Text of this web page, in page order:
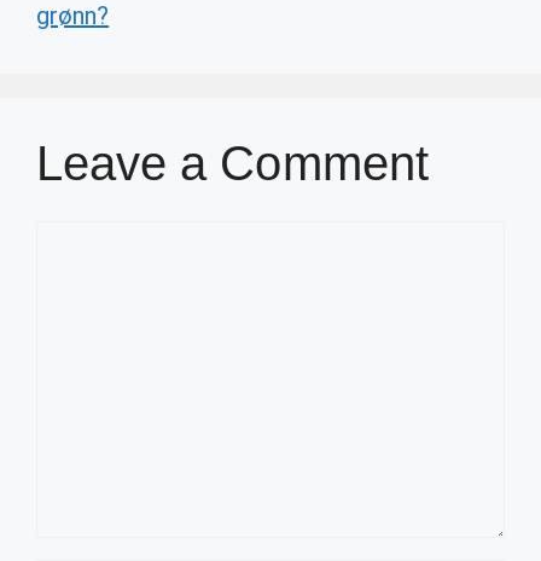
grønn?
Leave a Comment